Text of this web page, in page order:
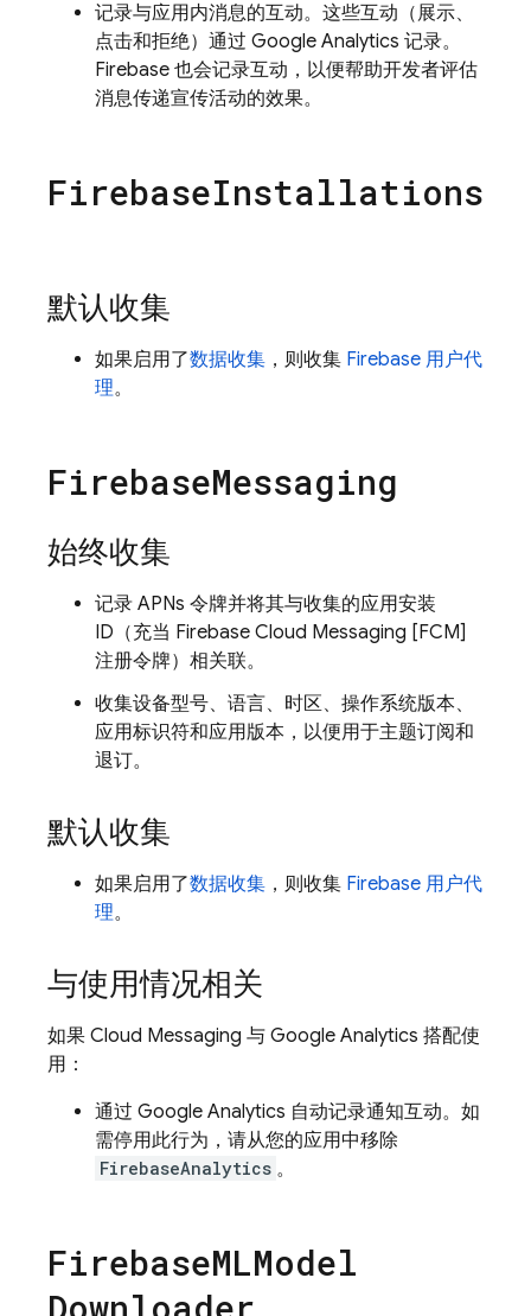
记录与应用内消息的互动。这些互动（展示、
点击和拒绝）通过 Google Analytics 记录。
Firebase 也会记录互动，以便帮助开发者评估
消息传递宣传活动的效果。
FirebaseInstallations
默认收集
如果启用了数据收集 ，则收集 Firebase 用户代
理。
FirebaseMessaging
始终收集
记录 APNs 令牌并将其与收集的应用安装
ID（充当 Firebase Cloud Messaging [FCM]
注册令牌）相关联。
收集设备型号、语言、时区、操作系统版本、
应用标识符和应用版本，以便用于主题订阅和
退订。
默认收集
如果启用了数据收集 ，则收集 Firebase 用户代
理。
与使用情况相关
如果 Cloud Messaging 与 Google Analytics 搭配使
用：
通过 Google Analytics 自动记录通知互动。如
需停用此行为，请从您的应用中移除
FirebaseAnalytics 。
FirebaseMLModel